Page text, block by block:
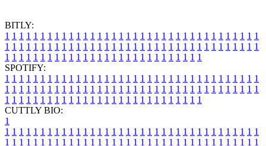
BITLY:
1 1 1 1 1 1 1 1 1 1 1 1 1 1 1 1 1 1 1 1 1 1 1 1 1 1 1 1 1 1 1 1 1 1 1 1
1 1 1 1 1 1 1 1 1 1 1 1 1 1 1 1 1 1 1 1 1 1 1 1 1 1 1 1 1 1 1 1 1 1 1 1
1 1 1 1 1 1 1 1 1 1 1 1 1 1 1 1 1 1 1 1 1 1 1 1 1 1 1 1
SPOTIFY:
1 1 1 1 1 1 1 1 1 1 1 1 1 1 1 1 1 1 1 1 1 1 1 1 1 1 1 1 1 1 1 1 1 1 1 1
1 1 1 1 1 1 1 1 1 1 1 1 1 1 1 1 1 1 1 1 1 1 1 1 1 1 1 1 1 1 1 1 1 1 1 1
1 1 1 1 1 1 1 1 1 1 1 1 1 1 1 1 1 1 1 1 1 1 1 1 1 1 1 1
CUTTLY BIO:
1
1 1 1 1 1 1 1 1 1 1 1 1 1 1 1 1 1 1 1 1 1 1 1 1 1 1 1 1 1 1 1 1 1 1 1 1
1 1 1 1 1 1 1 1 1 1 1 1 1 1 1 1 1 1 1 1 1 1 1 1 1 1 1 1 1 1 1 1 1 1 1 1